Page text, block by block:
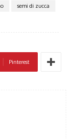
semi di zucca
Pinterest